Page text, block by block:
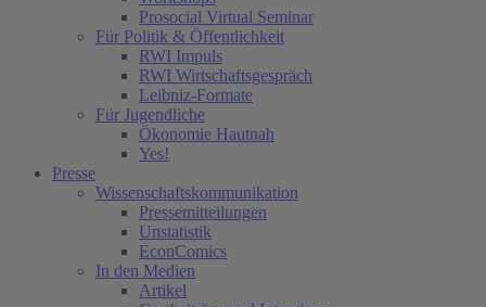
Prosocial Virtual Seminar
Für Politik & Öffentlichkeit
RWI Impuls
RWI Wirtschaftsgespräch
Leibniz-Formate
Für Jugendliche
Ökonomie Hautnah
Yes!
Presse
Wissenschaftskommunikation
Pressemitteilungen
Unstatistik
EconComics
In den Medien
Artikel